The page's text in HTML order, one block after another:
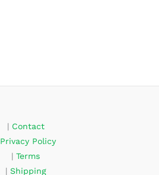
Contact
|
Privacy Policy
Terms
|
Shipping
|